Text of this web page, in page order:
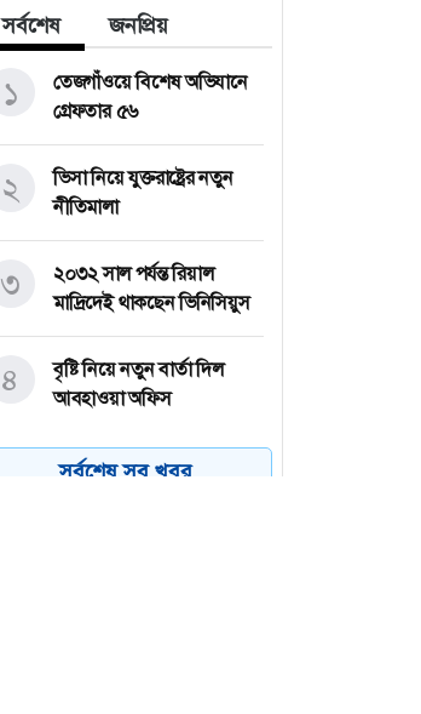
সর্বশেষ জনপ্রিয়
তেজগাঁওয়ে বিশেষ অভিযানে
গ্রেফতার ৫৬
১
ভিসা নিয়ে যুক্তরাষ্ট্রের নতুন
নীতিমালা
২
২০৩২ সাল পর্যন্ত রিয়াল
মাদ্রিদেই থাকছেন ভিনিসিয়ুস
৩
বৃষ্টি নিয়ে নতুন বার্তা দিল
আবহাওয়া অফিস
৪
বনানীতে ৫৭ লাখ টাকার জাল
সর্বশেষ সব খবর